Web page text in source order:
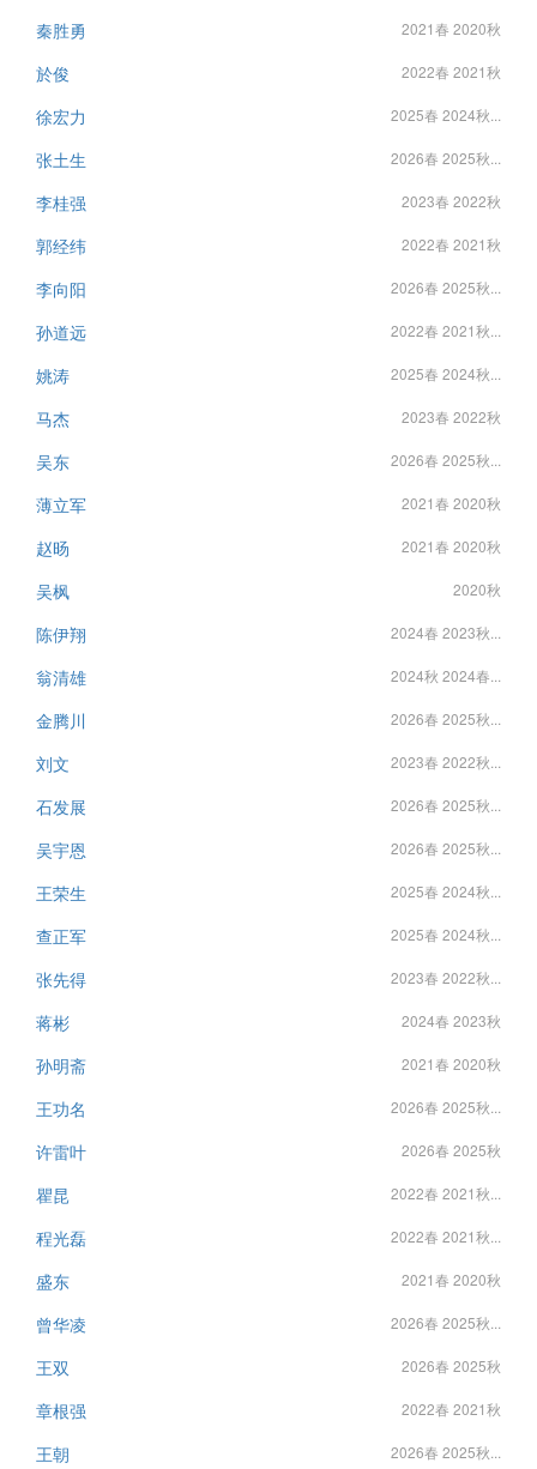
秦胜勇 2021春 2020秋
於俊 2022春 2021秋
徐宏力 2025春 2024秋...
张土生 2026春 2025秋...
李桂强 2023春 2022秋
郭经纬 2022春 2021秋
李向阳 2026春 2025秋...
孙道远 2022春 2021秋...
姚涛 2025春 2024秋...
马杰 2023春 2022秋
吴东 2026春 2025秋...
薄立军 2021春 2020秋
赵旸 2021春 2020秋
吴枫 2020秋
陈伊翔 2024春 2023秋...
翁清雄 2024秋 2024春...
金腾川 2026春 2025秋...
刘文 2023春 2022秋...
石发展 2026春 2025秋...
吴宇恩 2026春 2025秋...
王荣生 2025春 2024秋...
查正军 2025春 2024秋...
张先得 2023春 2022秋...
蒋彬 2024春 2023秋
孙明斋 2021春 2020秋
王功名 2026春 2025秋...
许雷叶 2026春 2025秋
瞿昆 2022春 2021秋...
程光磊 2022春 2021秋...
盛东 2021春 2020秋
曾华凌 2026春 2025秋...
王双 2026春 2025秋
章根强 2022春 2021秋
王朝 2026春 2025秋...